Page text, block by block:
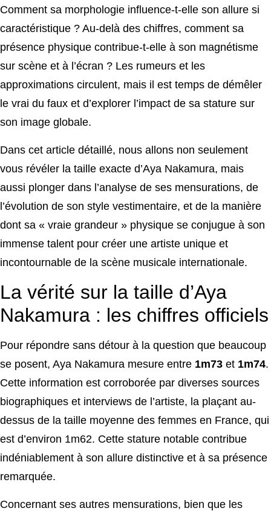
Comment sa morphologie influence-t-elle son allure si
caractéristique ? Au-delà des chiffres, comment sa
présence physique contribue-t-elle à son magnétisme
sur scène et à l’écran ? Les rumeurs et les
approximations circulent, mais il est temps de démêler
le vrai du faux et d’explorer l’impact de sa stature sur
son image globale.
Dans cet article détaillé, nous allons non seulement
vous révéler la taille exacte d’Aya Nakamura, mais
aussi plonger dans l’analyse de ses mensurations, de
l’évolution de son style vestimentaire, et de la manière
dont sa « vraie grandeur » physique se conjugue à son
immense talent pour créer une artiste unique et
incontournable de la scène musicale internationale.
La vérité sur la taille d’Aya
Nakamura : les chiffres officiels
Pour répondre sans détour à la question que beaucoup
se posent, Aya Nakamura mesure entre 1m73 et 1m74.
Cette information est corroborée par diverses sources
biographiques et interviews de l’artiste, la plaçant au-
dessus de la taille moyenne des femmes en France, qui
est d’environ 1m62. Cette stature notable contribue
indéniablement à son allure distinctive et à sa présence
remarquée.
Concernant ses autres mensurations, bien que les